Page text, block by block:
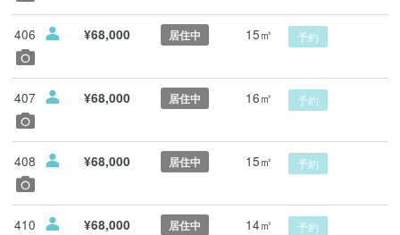
406 ¥68,000 居住中 15㎡ 予約
407 ¥68,000 居住中 16㎡ 予約
408 ¥68,000 居住中 15㎡ 予約
410 ¥68,000 居住中 14㎡ 予約